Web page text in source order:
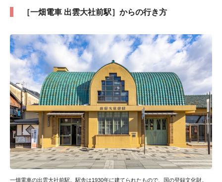
［一畑電車 出雲大社前駅］からの行き方
一畑電車の出雲大社前駅。駅舎は1930年に建てられたもので、国の登録文化財。